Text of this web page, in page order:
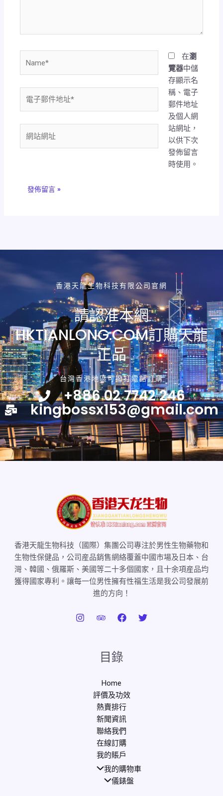
子
地
站
在瀏
覽器中儲
存顯示名
稱、電子
郵件地址
及個人網
站網址，
以供下次
發佈留言
時使用。
香港天龍生物科技有限公司官網
請認准本網
HKTIANLONG.COM訂購天龍
正品
台灣香港地區可撥打電話訂購
+886 02 7742 246
kingbossx153@gmail.com
香港天龍生物科技（國際）集團公司專注於男性生物藥物和
生物性保健品，公司産品銷售網絡覆蓋中國市場及日本、台
灣、韓國、俄羅斯、美國等二十多個國家，且十余項産品均
獲得國家專利。讓每一位男性擁有性福生活是我公司發展前
進的方向！
目錄
Home
評價及功效
熱賣排行
新聞資訊
聯絡我們
在線訂購
我的賬戶
我的購物車
儀錶盤